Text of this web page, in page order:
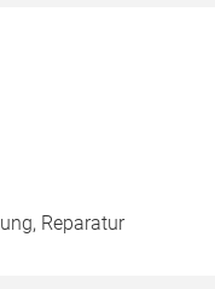
Reparatur